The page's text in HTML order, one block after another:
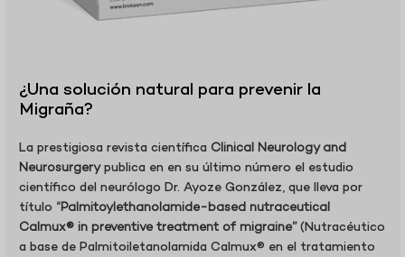
¿Una solución natural para prevenir la
Migraña?
La prestigiosa revista científica Clinical Neurology and
Neurosurgerypublica en en su último número el estudio
científico del neurólogo Dr. Ayoze González, que lleva por
título “Palmitoylethanolamide-based nutraceutical
Calmux® in preventive treatment of migraine” (Nutracéutico
a base de Palmitoiletanolamida Calmux® en el tratamiento